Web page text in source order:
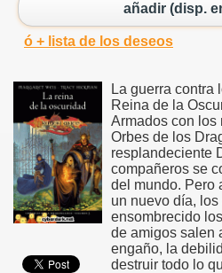
añadir (disp.
ó + lista de los deseos
La guerra contra
Reina de la
Armados con los
Orbes de los
resplandeciente
compañeros se
del mundo. Pero
un nuevo día,
ensombrecido
de amigos salen
engaño, la
destruir todo lo